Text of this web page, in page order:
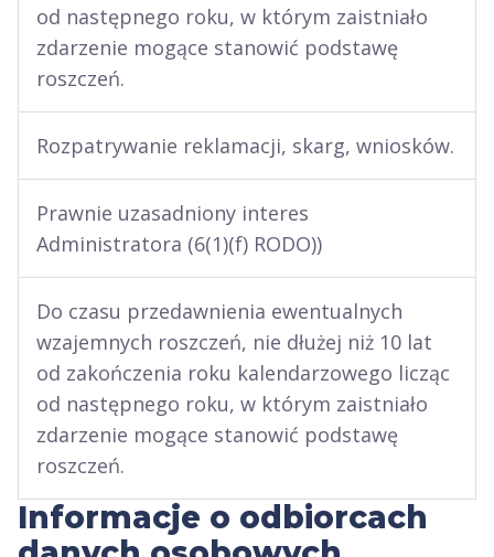
od następnego roku, w którym zaistniało
zdarzenie mogące stanowić podstawę
roszczeń.
Rozpatrywanie reklamacji, skarg, wniosków.
Prawnie uzasadniony interes
Administratora (6(1)(f) RODO))
Do czasu przedawnienia ewentualnych
wzajemnych roszczeń, nie dłużej niż 10 lat
od zakończenia roku kalendarzowego licząc
od następnego roku, w którym zaistniało
zdarzenie mogące stanowić podstawę
roszczeń.
Informacje o odbiorcach